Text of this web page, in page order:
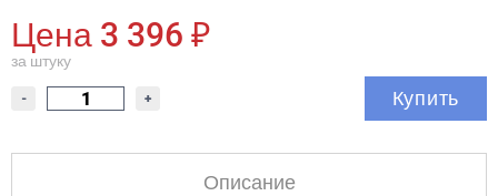
Цена 3 396 ₽
за штуку
- + Купить
Описание